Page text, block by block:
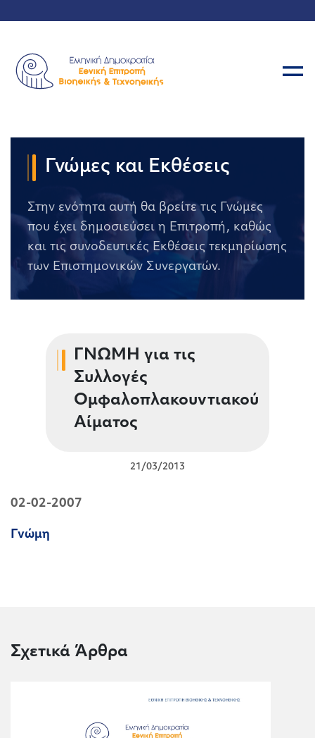
Γνώμες και Εκθέσεις
Στην ενότητα αυτή θα βρείτε τις Γνώμες
που έχει δημοσιεύσει η Επιτροπή, καθώς
και τις συνοδευτικές Εκθέσεις τεκμηρίωσης
των Επιστημονικών Συνεργατών.
ΓΝΩΜΗ για τις
Συλλογές
Ομφαλοπλακουντιακού
Αίματος
21/03/2013
02-02-2007
Γνώμη
Σχετικά Άρθρα